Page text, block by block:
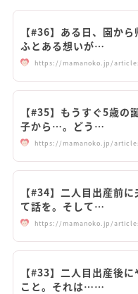
【#36】ある日、園か
ふとある想いが…
https://mamanoko.jp/
【#35】もうすぐ5歳の
子から…。どう…
https://mamanoko.jp/
【#34】二人目出産前
て話を。そして…
https://mamanoko.jp/
【#33】二人目出産後
こと。それは……